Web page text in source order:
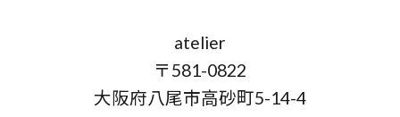
atelier
〒581-0822
大阪府八尾市高砂町5-14-4